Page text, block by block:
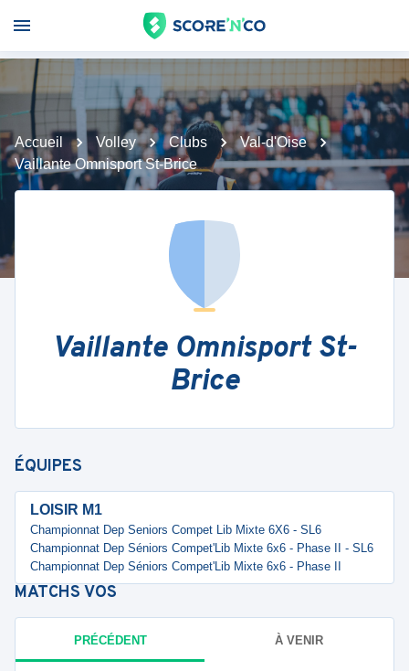
Accueil Volley Clubs
Val-d'Oise
Vaillante Omnisport St-Brice
Vaillante Omnisport St-
Brice
ÉQUIPES
LOISIR M1
Championnat Dep Seniors Compet Lib Mixte 6X6 - SL6
Championnat Dep Séniors Compet'Lib Mixte 6x6 - Phase II - SL6
Championnat Dep Séniors Compet'Lib Mixte 6x6 - Phase II
MATCHS VOS
PRÉCÉDENT À VENIR